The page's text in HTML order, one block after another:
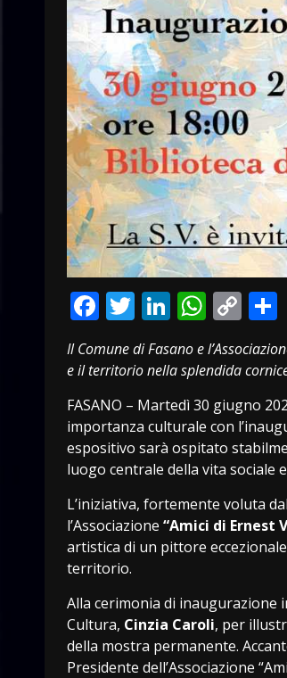
Facebook
Twitter
LinkedIn
Link
Il Comune di Fasano e
e il territorio nella splendida
FASANO – Martedì 30 giugno
importanza culturale con
espositivo sarà ospitato
luogo centrale della vita sociale
L’iniziativa, fortemente voluta
l’Associazione “Amici di Ernest
artistica di un pittore
territorio.
Alla cerimonia di inaugurazione
Cultura, Cinzia Caroli, per
della mostra permanente.
Presidente dell’Associazione